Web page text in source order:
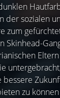
der sozialen
zum
Skinhead-
bessere
zu können